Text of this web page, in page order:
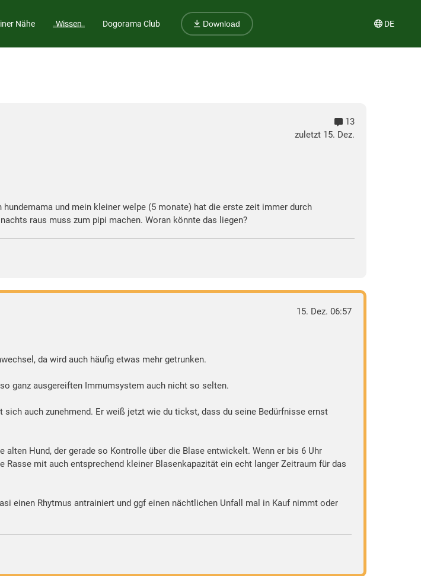
Nähe Wissen Dogorama Club Download DE
13
zuletzt 15. Dez.
und mein kleiner welpe (5 monate) hat die erste zeit immer durch
raus muss zum pipi machen. Woran könnte das liegen?
15. Dez. 06:57
da wird auch häufig etwas mehr getrunken.
ganz ausgereiften Immumsystem auch nicht so selten.
auch zunehmend. Er weiß jetzt wie du tickst, dass du seine Bedürfnisse ernst
Hund, der gerade so Kontrolle über die Blase entwickelt. Wenn er bis 6 Uhr
mit auch entsprechend kleiner Blasenkapazität ein echt langer Zeitraum für das
einen Rhytmus antrainiert und ggf einen nächtlichen Unfall mal in Kauf nimmt oder